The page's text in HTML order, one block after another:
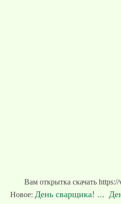
Вам открытка скачать
Новое: День сварщика! ...